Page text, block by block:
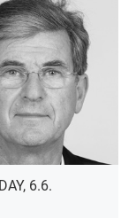
6.6.